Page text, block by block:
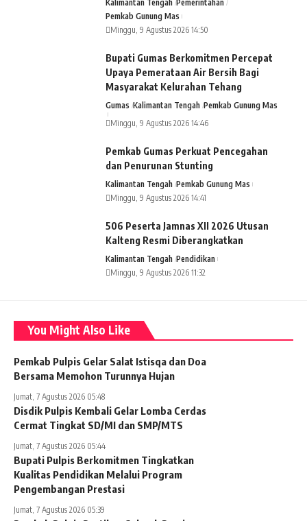
Kalimantan Tengah Pemerintahan
Pemkab Gunung Mas
Minggu, 9 Agustus 2026 14:50
Bupati Gumas Berkomitmen Percepat
Upaya Pemerataan Air Bersih Bagi
Masyarakat Kelurahan Tehang
Gumas Kalimantan Tengah Pemkab Gunung Mas
Minggu, 9 Agustus 2026 14:46
Pemkab Gumas Perkuat Pencegahan
dan Penurunan Stunting
Kalimantan Tengah Pemkab Gunung Mas
Minggu, 9 Agustus 2026 14:41
506 Peserta Jamnas XII 2026 Utusan
Kalteng Resmi Diberangkatkan
Kalimantan Tengah Pendidikan
Minggu, 9 Agustus 2026 11:32
You Might Also Like
Pemkab Pulpis Gelar Salat Istisqa dan Doa
Bersama Memohon Turunnya Hujan
Jumat, 7 Agustus 2026 05:48
Disdik Pulpis Kembali Gelar Lomba Cerdas
Cermat Tingkat SD/MI dan SMP/MTS
Jumat, 7 Agustus 2026 05:44
Bupati Pulpis Berkomitmen Tingkatkan
Kualitas Pendidikan Melalui Program
Pengembangan Prestasi
Jumat, 7 Agustus 2026 05:39